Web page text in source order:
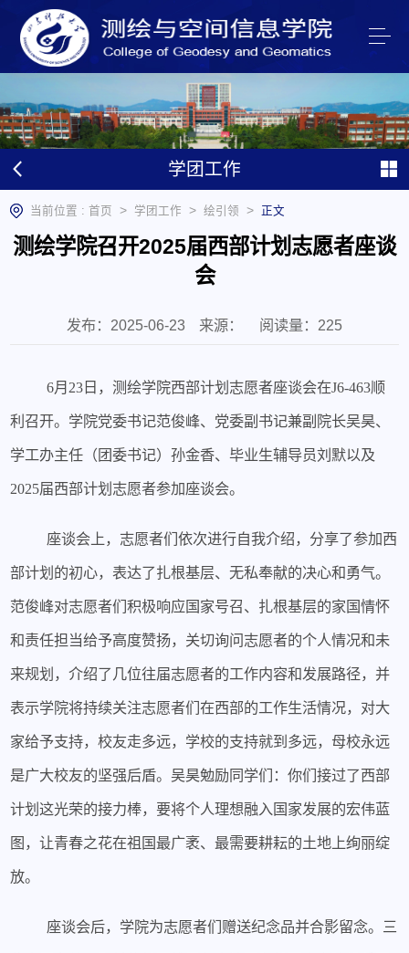
学团工作
当前位置 : 首页 > 学团工作 > 绘引领 > 正文
测绘学院召开2025届西部计划志愿者座谈
会
发布：2025-06-23 来源： 阅读量： 225
6月23日，测绘学院西部计划志愿者座谈会在J6-463顺
利召开。 学院党委书记范俊峰、党委副书记兼副院长吴昊、
学工办主任（团委书记）孙金香、毕业生辅导员刘默以及
2025届西部计划志愿者参加座谈会。
座谈会上，志愿者们依次进行自我介绍，分享了参加西
部计划的初心，表达了扎根基层、无私奉献的决心和勇气。
范俊峰对志愿者们积极响应国家号召、扎根基层的家国情怀
和责任担当给予高度赞扬，关切询问志愿者的个人情况和未
来规划，介绍了几位往届志愿者的工作内容和发展路径，并
表示学院将持续关注志愿者们在西部的工作生活情况，对大
家给予支持，校友走多远，学校的支持就到多远，母校永远
是广大校友的坚强后盾。吴昊勉励同学们：你们接过了西部
计划这光荣的接力棒，要将个人理想融入国家发展的宏伟蓝
图，让青春之花在祖国最广袤、最需要耕耘的土地上绚丽绽
放。
座谈会后，学院为志愿者们赠送纪念品并合影留念。三